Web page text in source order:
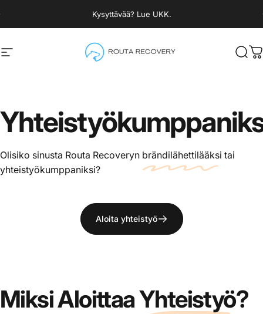
Kysyttävää? Lue UKK.
Sivuston navigaatioRouta Recovery
Olisiko sinusta Routa Recoveryn brändilähettilääksi tai
yhteistyökumppaniksi?
Aloita yhteistyö
Miksi AloittaaYhteistyö?